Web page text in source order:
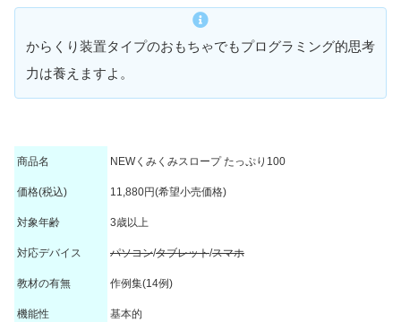
からくり装置タイプのおもちゃでもプログラミング的思考
力は養えますよ。
商品名 NEWくみくみスロープ たっぷり100
価格(税込) 11,880円(希望小売価格)
対象年齢 3歳以上
対応デバイス パソコン/タブレット/スマホ
教材の有無 作例集(14例)
機能性 基本的